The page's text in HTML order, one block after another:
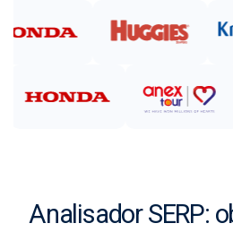
Analisador SERP: